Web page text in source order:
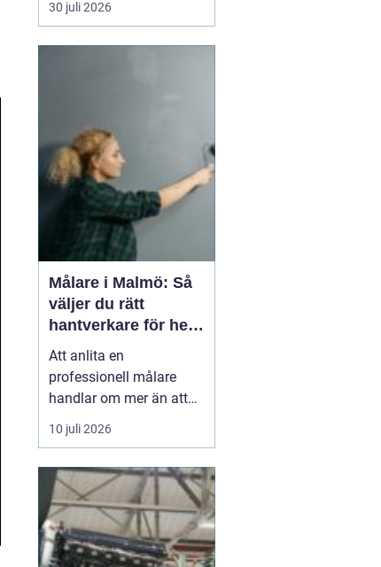
sorg och praktiska
30 juli 2026
Målare i Malmö: Så
väljer du rätt
hantverkare för hem
och fasad
Att anlita en
professionell målare
handlar om mer än att
bara få nya färger på
väggarna. En skicklig
planering och
materialkunskap så att
både hem och fasad
håller...
10 juli 2026